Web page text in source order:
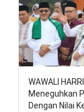
WAWALI
Meneguhkan
Dengan Nilai